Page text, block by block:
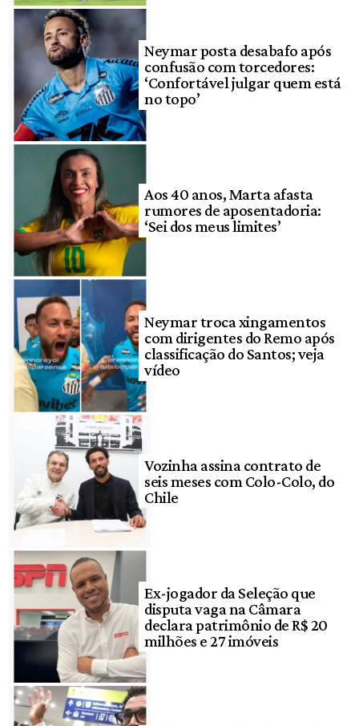
Neymar posta desabafo após
confusão com torcedores:
‘Confortável julgar quem está
no topo’
Aos 40 anos, Marta afasta
rumores de aposentadoria:
‘Sei dos meus limites’
Neymar troca xingamentos
com dirigentes do Remo após
classificação do Santos; veja
vídeo
Vozinha assina contrato de
seis meses com Colo-Colo, do
Chile
Ex-jogador da Seleção que
disputa vaga na Câmara
declara patrimônio de R$ 20
milhões e 27 imóveis